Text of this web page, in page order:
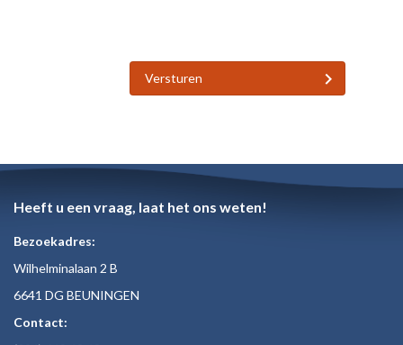
Versturen
Heeft u een vraag, laat het ons weten!
Bezoekadres:
Wilhelminalaan 2 B
6641 DG BEUNINGEN
Contact: